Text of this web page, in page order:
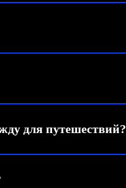
для путешествий?